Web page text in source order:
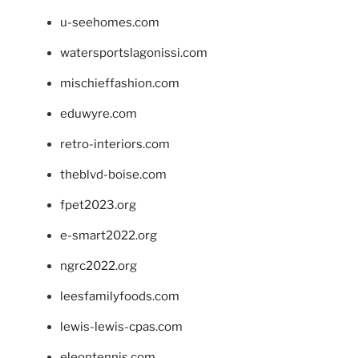
u-seehomes.com
watersportslagonissi.com
mischieffashion.com
eduwyre.com
retro-interiors.com
theblvd-boise.com
fpet2023.org
e-smart2022.org
ngrc2022.org
leesfamilyfoods.com
lewis-lewis-cpas.com